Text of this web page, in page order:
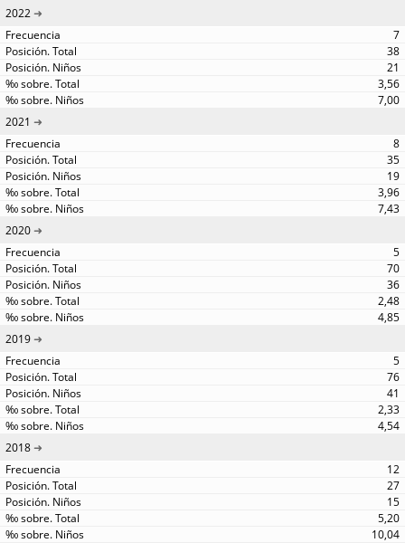
2022
7
38
21
3,56
7,00
2021
8
35
19
3,96
7,43
2020
5
70
36
2,48
4,85
2019
5
76
41
2,33
4,54
2018
12
27
15
5,20
10,04